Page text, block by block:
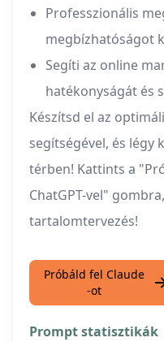
Professzionális
megbízhatóságot
Segíti az online
hatékonyságát és
Készítsd el az
segítségével, és légy
térben! Kattints a
ChatGPT-vel"
tartalomtervezés!
Próbáld fel Claude
-ot
Prompt statisztikák